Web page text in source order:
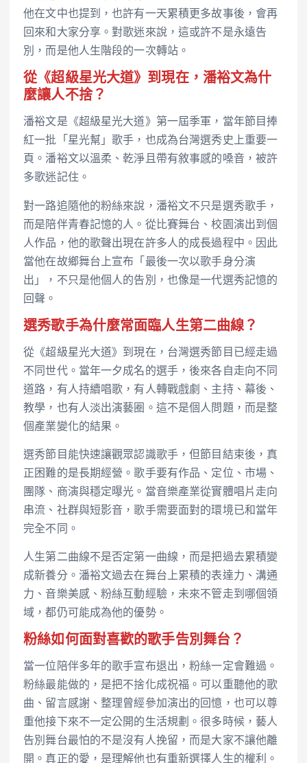
他在文中也提到，也許有一天累積更多故事後，會再
回來和大家分享。對歌迷來說，這或許不是永遠告
別，而是他人生階段的一次轉站。
從《超級星光大道》到現在，潘裕文為什
麼讓人不捨？
潘裕文是《超級星光大道》第一屆季軍，當年節目捧
紅一批「星光幫」歌手，也成為台灣選秀史上重要一
頁。潘裕文以溫柔、乾淨且帶有敘事感的嗓音，被許
多歌迷記住。
對一路追隨他的粉絲來說，潘裕文不只是選秀歌手，
而是陪伴青春記憶的人。從比賽舞台、校園演出到個
人作品，他的歌聲出現在許多人的成長過程中。因此
當他在故鄉舞台上宣布「最後一次以歌手身分演
出」，不只是他個人的告別，也像是一代選秀記憶的
回聲。
選秀歌手為什麼常面臨人生第二曲線？
從《超級星光大道》到現在，台灣選秀節目已經走過
不同世代。當年一夕成名的選手，後來各自走向不同
道路，有人持續唱歌，有人轉戰戲劇、主持、幕後、
教學，也有人淡出演藝圈。這不是個人問題，而是整
個產業變化的結果。
選秀節目能快速讓觀眾認識歌手，但節目結束後，真
正困難的是長期經營。歌手要有作品、定位、市場、
團隊、商演與穩定曝光。當音樂產業從實體唱片走向
串流、社群與短影音，歌手需要面對的環境已和當年
完全不同。
人生第二曲線不是否定第一曲線，而是把過去累積變
成新養分。潘裕文過去在舞台上累積的表達力、溝通
力、音樂美感、粉絲互動經驗，未來不管走到哪個領
域，都仍可能成為他的優勢。
粉絲如何面對喜歡的歌手告別舞台？
當一位陪伴多年的歌手宣布退出，粉絲一定會難過。
粉絲最能做的，是把不捨化成祝福。可以重聽他的歌
曲、留言感謝、整理曾經參加演出的回憶，也可以尊
重他接下來不一定公開的生活規劃。很多時候，藝人
告別舞台最怕的不是沒有人挽留，而是大家不讓他離
開。真正的愛，是理解他也有重新選擇人生的權利。